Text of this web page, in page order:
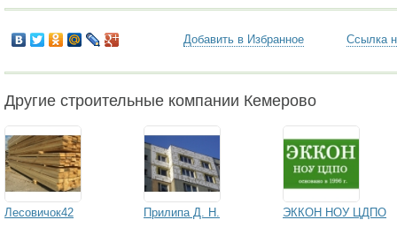
Добавить в Избранное Ссылка
Другие строительные компании Кемерово
Лесовичок42 Прилипа Д. Н. ЭККОН НОУ ЦДПО